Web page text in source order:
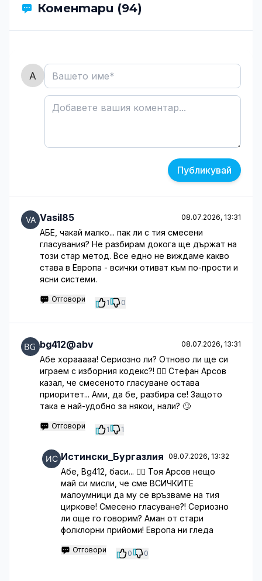
Коментари (94)
Публикувай
Vasil85 08.07.2026, 13:31
АБЕ, чакай малко... пак ли с тия смесени
гласувания? Не разбирам докога ще държат на
този стар метод. Все едно не виждаме какво
става в Европа - всички отиват към по-прости и
ясни системи.
Отговори 1 0
bg412@abv 08.07.2026, 13:31
Абе хорааааа! Сериозно ли? Отново ли ще си
играем с изборния кодекс?! 🤦‍♂️ Стефан Арсов
казал, че смесеното гласуване остава
приоритет... Ами, да бе, разбира се! Защото
така е най-удобно за някои, нали? 🙄
Отговори 1 1
Истински_Бургазлия 08.07.2026, 13:32
Абе, Bg412, баси... 🤦‍♀️ Тоя Арсов нещо
май си мисли, че сме ВСИЧКИТЕ
малоумници да му се връзваме на тия
циркове! Смесено гласуване?! Сериозно
ли още го говорим? Аман от стари
фолклорни прийоми! Европа ни гледа
Отговори 0 0